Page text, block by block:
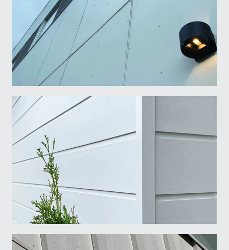
Light Trim Fasteners and Tools
5/8" Aspyre Artisan Collection trims - Moulures de la Collection...
Email*
Business
Prénom
Language
Francais
Architect
Builder Retailer Other